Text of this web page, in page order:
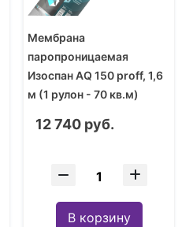
Мембрана
паропроницаемая
Изоспан AQ 150 proff, 1,6
м (1 рулон - 70 кв.м)
12 740 руб.
В корзину